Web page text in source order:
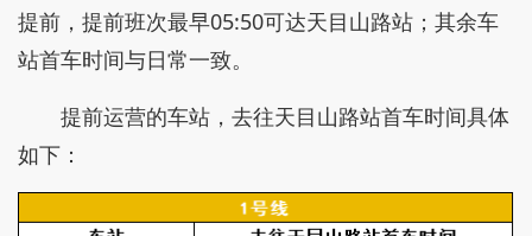
提前，提前班次最早05:50可达天目山路站；其余车
站首车时间与日常一致。
提前运营的车站，去往天目山路站首车时间具体
如下：